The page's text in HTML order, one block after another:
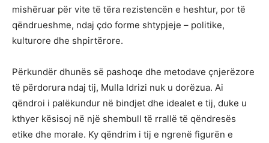
mishëruar për vite të tëra rezistencën e heshtur, por të
qëndrueshme, ndaj çdo forme shtypjeje – politike,
kulturore dhe shpirtërore.
Përkundër dhunës së pashoqe dhe metodave çnjerëzore
të përdorura ndaj tij, Mulla Idrizi nuk u dorëzua. Ai
qëndroi i palëkundur në bindjet dhe idealet e tij, duke u
kthyer kësisoj në një shembull të rrallë të qëndresës
etike dhe morale. Ky qëndrim i tij e ngrenë figurën e